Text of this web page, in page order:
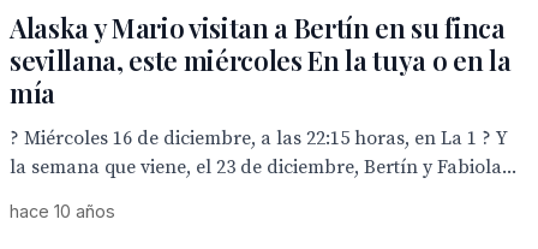
Alaska y Mario visitan a Bertín en su finca
sevillana, este miércoles En la tuya o en la
mía
? Miércoles 16 de diciembre, a las 22:15 horas, en La 1 ? Y
la semana que viene, el 23 de diciembre, Bertín y Fabiola...
hace 10 años